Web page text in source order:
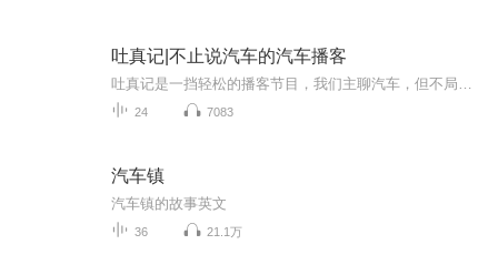
吐真记|不止说汽车的汽车播客
24 7083
汽车镇
汽车镇的故事英文
36 21.1万